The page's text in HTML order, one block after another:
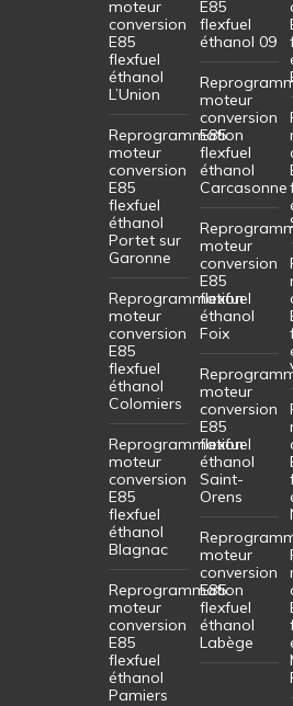
moteur
conversion
E85
flexfuel
éthanol
L’Union
Reprogrammation
moteur
conversion
E85
flexfuel
éthanol
Portet sur
Garonne
Reprogrammation
moteur
conversion
E85
flexfuel
éthanol
Colomiers
Reprogrammation
moteur
conversion
E85
flexfuel
éthanol
Blagnac
Reprogrammation
moteur
conversion
E85
flexfuel
éthanol
Pamiers
E85
flexfuel
éthanol 09
moteur
conversion
E85
flexfuel
éthanol
Carcasonne
moteur
conversion
E85
flexfuel
éthanol
Foix
moteur
conversion
E85
flexfuel
éthanol
Saint-
Orens
moteur
conversion
E85
flexfuel
éthanol
Labège